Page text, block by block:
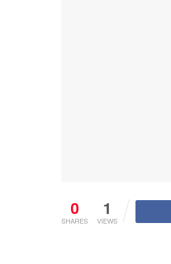
0
SHARES
1
VIEWS